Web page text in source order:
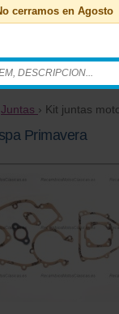
cerramos en Agosto
Juntas › Kit juntas
Primavera